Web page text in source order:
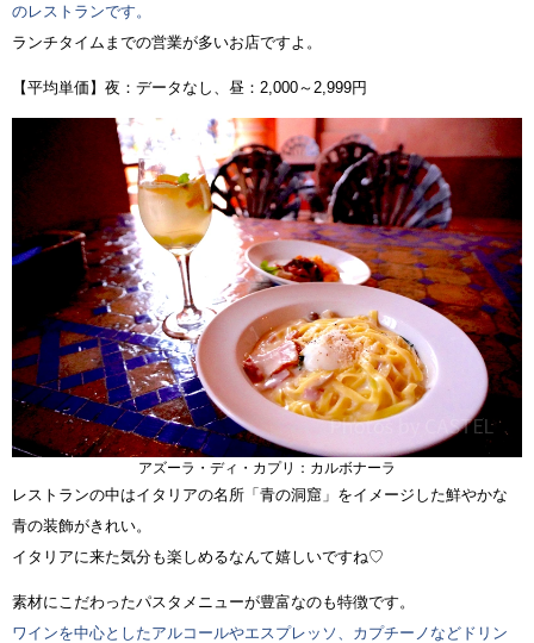
のレストランです。
ランチタイムまでの営業が多いお店ですよ。
【平均単価】夜：データなし、昼：2,000～2,999円
アズーラ・ディ・カプリ：カルボナーラ
レストランの中はイタリアの名所「青の洞窟」をイメージした鮮やかな
青の装飾がきれい。
イタリアに来た気分も楽しめるなんて嬉しいですね♡
素材にこだわったパスタメニューが豊富なのも特徴です。
ワインを中心としたアルコールやエスプレッソ、カプチーノなどドリン